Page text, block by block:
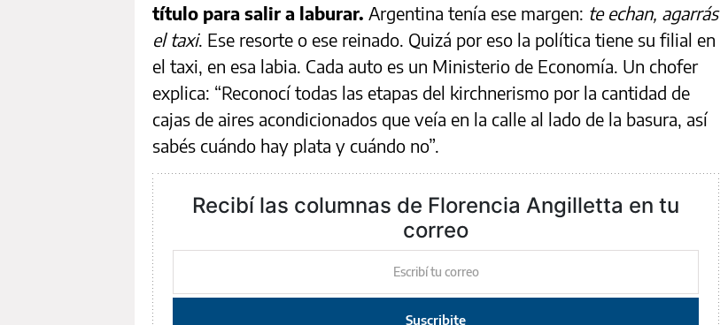
título para salir a laburar. Argentina tenía ese margen: te echan, agarrás
el taxi. Ese resorte o ese reinado. Quizá por eso la política tiene su filial en
el taxi, en esa labia. Cada auto es un Ministerio de Economía. Un chofer
explica: “Reconocí todas las etapas del kirchnerismo por la cantidad de
cajas de aires acondicionados que veía en la calle al lado de la basura, así
sabés cuándo hay plata y cuándo no”.
Recibí las columnas de Florencia Angilletta en tu
correo
Suscribite